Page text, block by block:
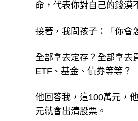
命，代表你對自己的錢漠
接著，我問孩子：「你會
全部拿去定存？全部拿去
ETF、基金、債券等等？
他回答我，這100萬元，
元就會出清股票。